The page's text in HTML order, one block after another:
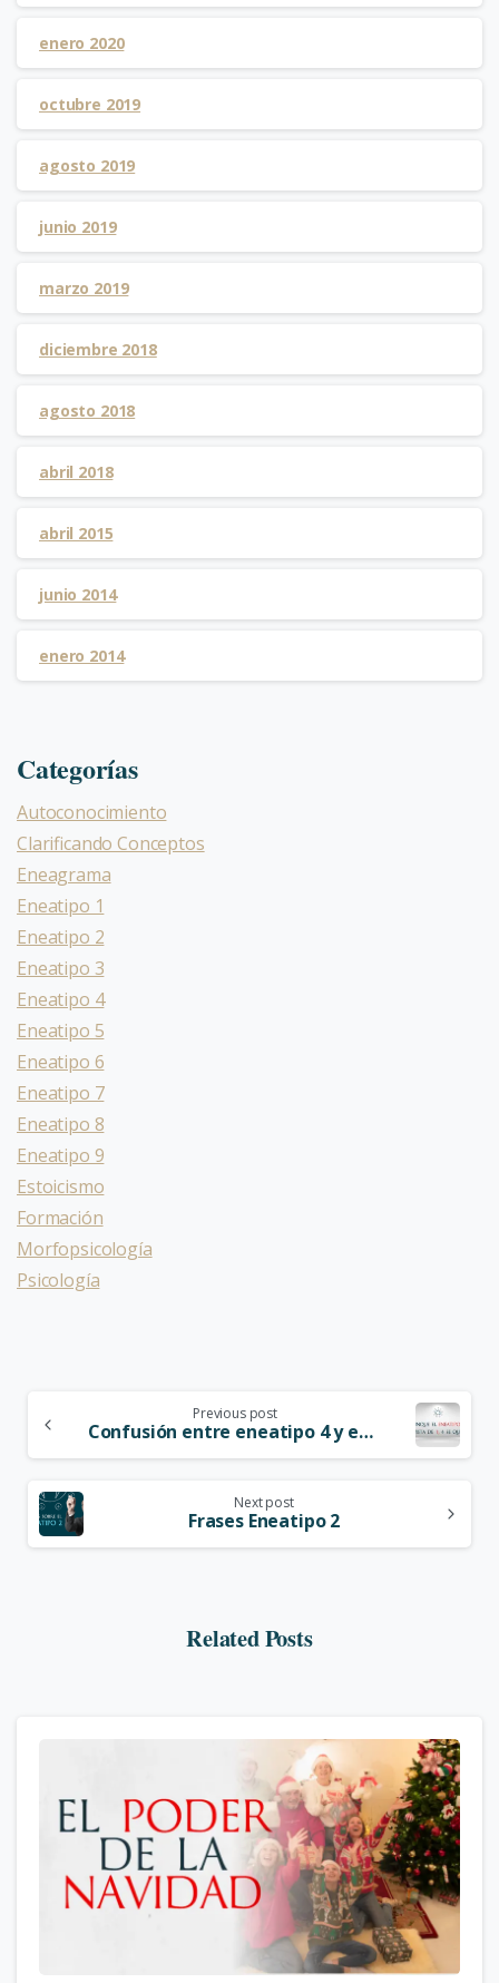
enero 2020
octubre 2019
agosto 2019
junio 2019
marzo 2019
diciembre 2018
agosto 2018
abril 2018
abril 2015
junio 2014
enero 2014
Categorías
Autoconocimiento
Clarificando Conceptos
Eneagrama
Eneatipo 1
Eneatipo 2
Eneatipo 3
Eneatipo 4
Eneatipo 5
Eneatipo 6
Eneatipo 7
Eneatipo 8
Eneatipo 9
Estoicismo
Formación
Morfopsicología
Psicología
Previous post
Confusión entre eneatipo 4 y eneatipo 1
Next post
Frases Eneatipo 2
Related Posts
7